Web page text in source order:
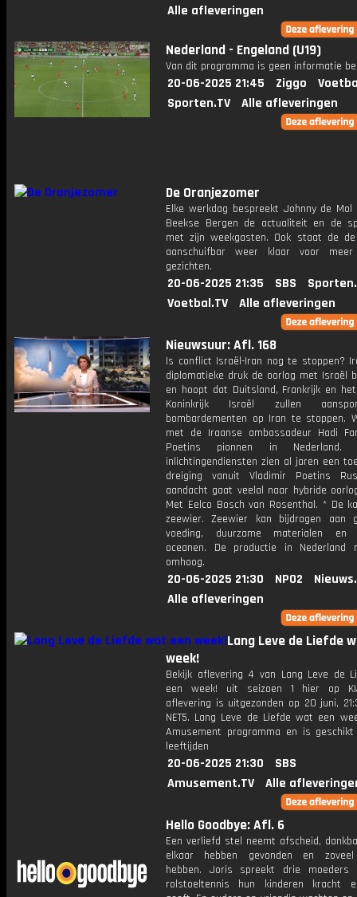
Alle afleveringen
Nederland - Engeland (U19)
Van dit programma is geen informatie
20-06-2025 21:45 Ziggo
Sporten.TV
Alle afleveringen
De Oranjezomer
Elke werkdag bespreekt Johnny de
Beekse Bergen de actualiteit en de
met zijn weekgasten. Ook staat de de
aanschuifbar weer klaar voor meer
gezichten.
20-06-2025 21:35 SBS
Voetbal.TV
Alle afleveringen
Nieuwsuur: Afl. 168
Is conflict Israël-Iran nog te stoppen?
diplomatieke druk de oorlog met Israël
en hoopt dat Duitsland, Frankrijk en
Koninkrijk Israël zullen
bombardementen op Iran te stoppen.
met de Iraanse ambassadeur Hadi
Poetins pionnen in Nederland.
inlichtingendiensten zien al jaren een
dreiging vanuit Vladimir Poetins
aandacht gaat veelal naar hybride
Met Eelco Bosch van Rosenthal. * De
zeewier. Zeewier kan bijdragen aan
voeding, duurzame materialen en
oceanen. De productie in Nederland
omhoog.
20-06-2025 21:30 NPO2
Alle afleveringen
Lang Leve de Liefde
week!
Bekijk aflevering 4 van Lang Leve de
een week! uit seizoen 1 hier op
aflevering is uitgezonden op 20 juni,
NET5. Lang Leve de Liefde wat een
Amusement programma en is
leeftijden
20-06-2025 21:30
SBS
Amusement.TV
Alle
Hello Goodbye: Afl. 6
Een verliefd stel neemt afscheid,
elkaar hebben gevonden en
hebben. Joris spreekt drie moeders
rolstoeltennis hun kinderen kracht